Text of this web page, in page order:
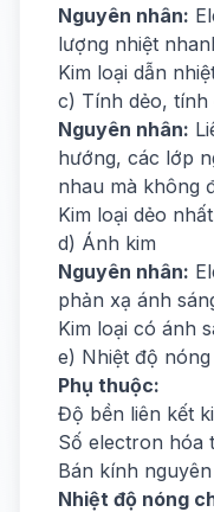
Nguyên nhân:
lượng nhiệt
Kim loại dẫn
c) Tính dẻo, tính
Nguyên nhân:
hướng, các lớp
nhau mà không
Kim loại dẻo
d) Ánh kim
Nguyên nhân:
phản xạ ánh
Kim loại có ánh
e) Nhiệt độ
Phụ thuộc:
Độ bền liên kết
Số electron hóa
Bán kính
Nhiệt độ nóng